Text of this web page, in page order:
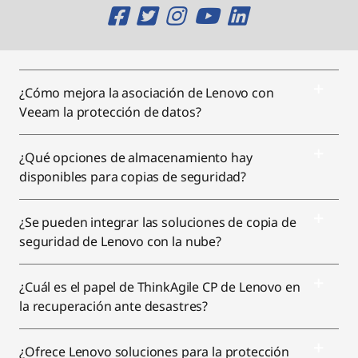
O
p
e
n
s
a
n
e
w
w
i
O
p
e
n
s
a
n
e
w
w
i
O
p
e
n
s
a
n
e
w
w
i
O
p
e
n
s
a
n
e
w
O
p
e
n
s
a
n
e
w
n
¿Cómo mejora la asociación de Lenovo con
Veeam la protección de datos?
¿Qué opciones de almacenamiento hay
disponibles para copias de seguridad?
¿Se pueden integrar las soluciones de copia de
seguridad de Lenovo con la nube?
¿Cuál es el papel de ThinkAgile CP de Lenovo en
la recuperación ante desastres?
¿Ofrece Lenovo soluciones para la protección